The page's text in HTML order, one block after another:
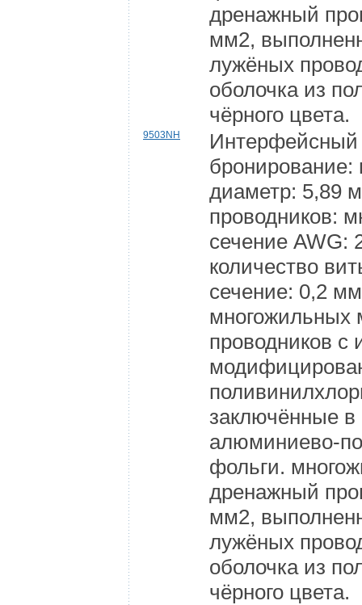
дренажный
мм2,
лужёных
оболочка из
чёрного цвета.
9503NH
Интерфейсный
диаметр: 5,89
проводников:
сечение AWG:
количество
сечение: 0,2
многожильных
проводников с
заключённые
алюминиево-
фольги.
дренажный
мм2,
лужёных
оболочка из
чёрного цвета.